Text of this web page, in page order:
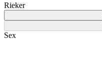
Rieker
Sex